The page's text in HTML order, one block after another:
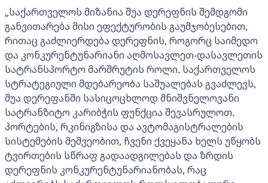
„საქართველოს მიზანია შუა დერეფნის შემდგომი
განვითარება მისი ეფექტურობის გაუმჯობესებით,
რითაც გაძლიერდება დერეფნის, როგორც საიმედო
და კონკურენტუნარიანი აღმოსავლეთ-დასავლეთის
სატრანსპორტო მარშრუტის როლი. საქართველოს
სტრატეგიული მდებარეობა საშუალებას გვაძლევს,
შუა დერეფანში სასიცოცხლოდ მნიშვნელოვანი
სატრანზიტო კარიბჭის ფუნქცია შევასრულოთ.
პორტების, რკინიგზისა და ავტომაგისტრალების
სისტემების მეშვეობით, ჩვენი ქვეყანა ხელს უწყობს
ტვირთების სწრაფ გადაადგილებას და ზრდის
დერეფნის კონკურენტუნარიანობას, რაც